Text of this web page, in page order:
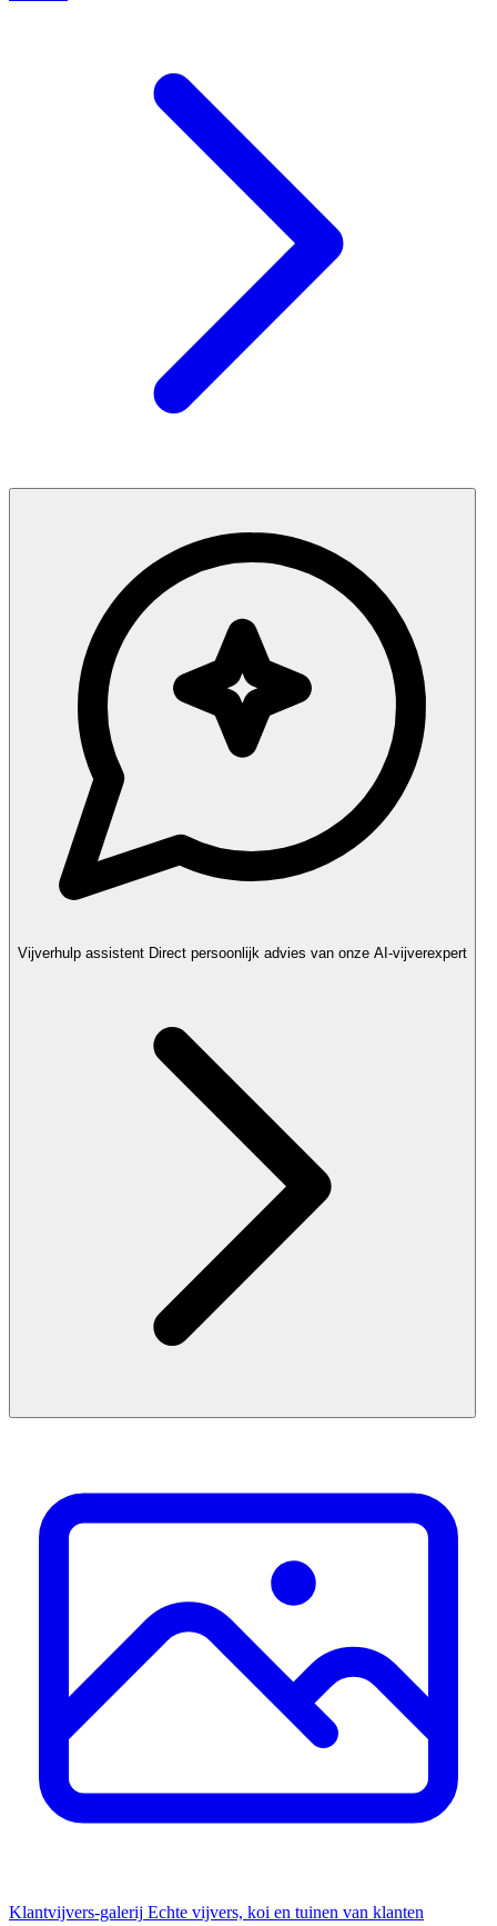
Vijverhulp assistent Direct persoonlijk advies van onze AI-vijverexpert
Klantvijvers-galerij Echte vijvers, koi en tuinen van klanten